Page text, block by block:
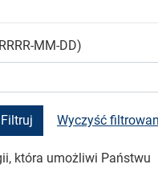
MM-DD)
Wyczyść
która umożliwi Państwu